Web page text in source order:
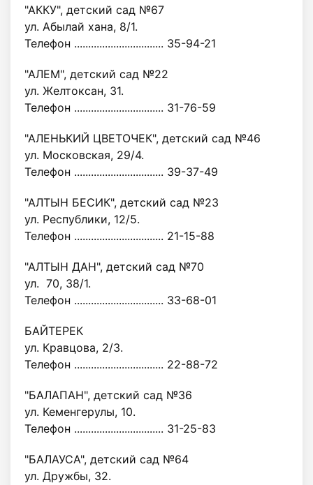
"АККУ", детский сад №67
ул. Абылай хана, 8/1.
Телефон ................................ 35-94-21
"АЛЕМ", детский сад №22
ул. Желтоксан, 31.
Телефон ................................ 31-76-59
"АЛЕНЬКИЙ ЦВЕТОЧЕК", детский сад №46
ул. Московская, 29/4.
Телефон ................................ 39-37-49
"АЛТЫН БЕСИК", детский сад №23
ул. Республики, 12/5.
Телефон ................................ 21-15-88
"АЛТЫН ДАН", детский сад №70
ул. 70, 38/1.
Телефон ................................ 33-68-01
БАЙТЕРЕК
ул. Кравцова, 2/3.
Телефон ................................ 22-88-72
"БАЛАПАН", детский сад №36
ул. Кеменгерулы, 10.
Телефон ................................ 31-25-83
"БАЛАУСА", детский сад №64
ул. Дружбы, 32.